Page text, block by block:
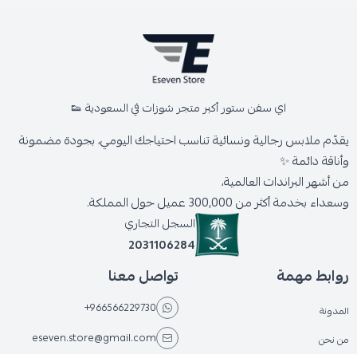
اي سفن ستور أكبر متجر شوزات في السعودية 👟
يقدّم ملابس رجالية ونسائية تناسب احتياجك اليومي، بجودة مضمونة
وأناقة دائمة ✨
من أشهر البراندات العالمية،
وسعداء بخدمة أكثر من 300,000 عميل حول المملكة.
السجل التجاري
2031106284
روابط مهمة
المدونة
من نحن
تواصل معنا
+966566229730
eseven.store@gmail.com